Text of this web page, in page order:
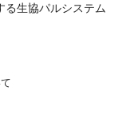
る生協パルシステム